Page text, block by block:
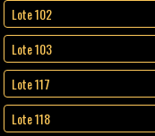
Lote 102
Lote 103
Lote 117
Lote 118